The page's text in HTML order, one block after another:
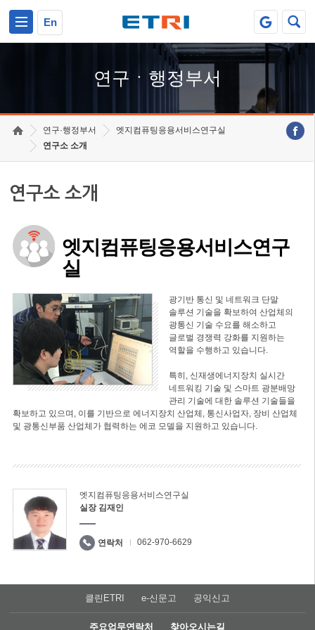
En
연구ㆍ행정부서
연구·행정부서
엣지컴퓨팅응용서비스연구실
연구소 소개
연구소 소개
엣지컴퓨팅응용서비스연구
실
광기반 통신 및 네트워크 단말
솔루션 기술을 확보하여 산업체의
광통신 기술 수요를 해소하고
글로벌 경쟁력 강화를 지원하는
역할을 수행하고 있습니다.
특히, 신재생에너지장치 실시간
네트워킹 기술 및 스마트 광분배망
관리 기술에 대한 솔루션 기술들을
확보하고 있으며, 이를 기반으로 에너지장치 산업체, 통신사업자, 장비 산업체
및 광통신부품 산업체가 협력하는 에코 모델을 지원하고 있습니다.
엣지컴퓨팅응용서비스연구실
실장 김재인
연락처 062-970-6629
클린ETRI e-신문고 공익신고
주요업무연락처 찾아오시는길